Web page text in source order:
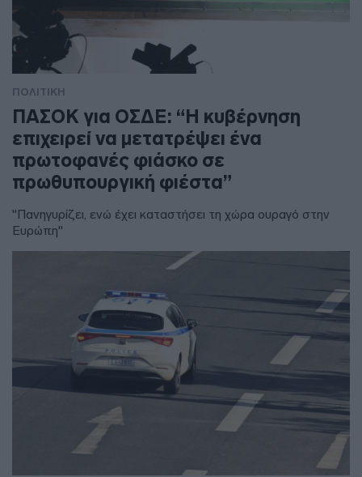
ΠΟΛΙΤΙΚΗ
ΠΑΣΟΚ για ΟΣΔΕ: “Η κυβέρνηση
επιχειρεί να μετατρέψει ένα
πρωτοφανές φιάσκο σε
πρωθυπουργική φιέστα”
"Πανηγυρίζει, ενώ έχει καταστήσει τη χώρα ουραγό στην
Ευρώπη"